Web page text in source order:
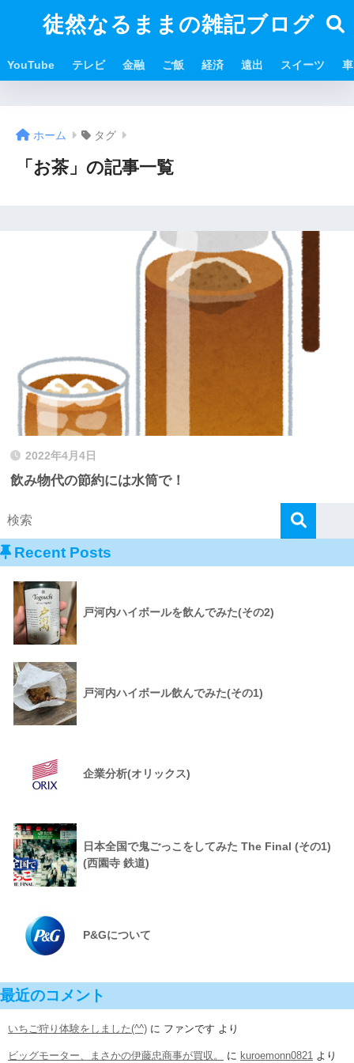
徒然なるままの雑記ブログ
YouTube テレビ 金融 ご飯 経済 遠出 スイーツ 車
ホーム タグ
「お茶」の記事一覧
2022年4月4日
飲み物代の節約には水筒で！
Recent Posts
戸河内ハイボールを飲んでみた(その2)
戸河内ハイボール飲んでみた(その1)
企業分析(オリックス)
日本全国で鬼ごっこをしてみた The Final (その1)
(西園寺 鉄道)
P&Gについて
最近のコメント
いちご狩り体験をしました(^^) に ファンです より
ビッグモーター、まさかの伊藤忠商事が買収。 に kuroemonn0821 より